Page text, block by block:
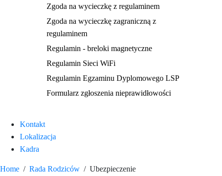
Zgoda na wycieczkę z regulaminem
Zgoda na wycieczkę zagraniczną z
regulaminem
Regulamin - breloki magnetyczne
Regulamin Sieci WiFi
Regulamin Egzaminu Dyplomowego LSP
Formularz zgłoszenia nieprawidłowości
Kontakt
Lokalizacja
Kadra
Home Rada Rodziców Ubezpieczenie